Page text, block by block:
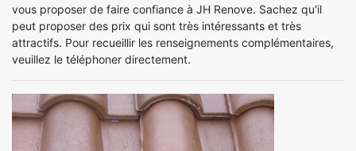
vous proposer de faire confiance à JH Renove. Sachez qu'il
peut proposer des prix qui sont très intéressants et très
attractifs. Pour recueillir les renseignements complémentaires,
veuillez le téléphoner directement.